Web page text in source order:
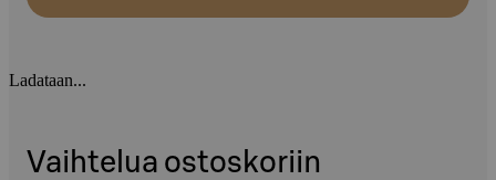
Ladataan...
Vaihtelua ostoskoriin